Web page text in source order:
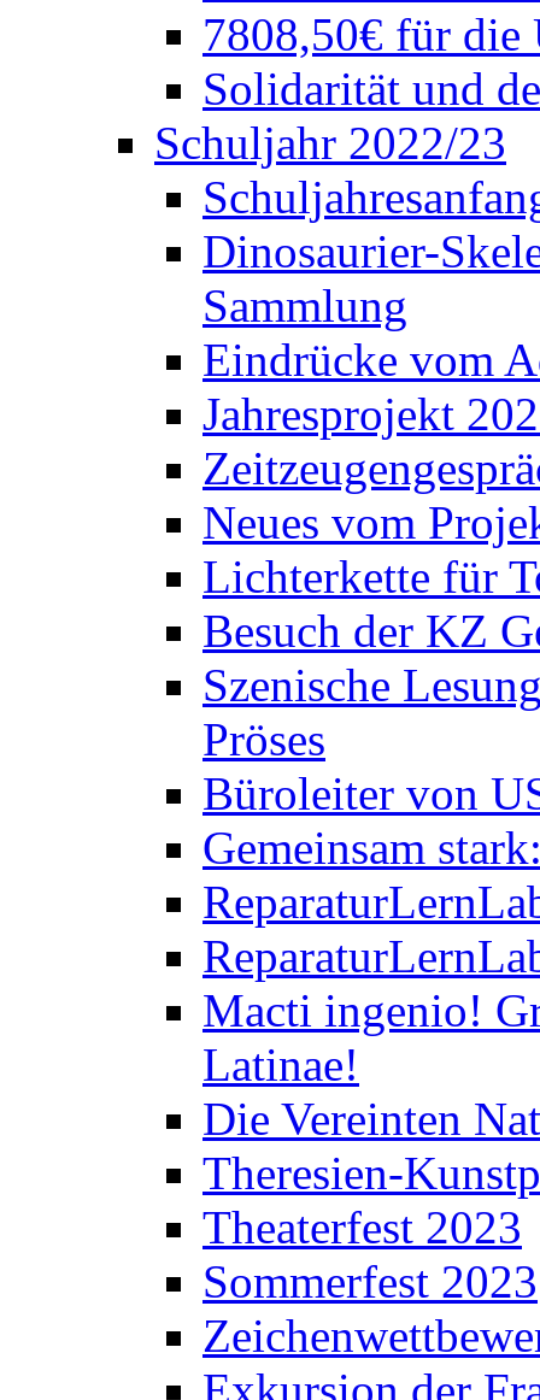
7808,50€ für die
Solidarität und
Schuljahr 2022/23
Dinosaurier-
Sammlung
Eindrücke vom
Jahresprojekt
Neues vom
Lichterkette für
Besuch der KZ
Szenische
Pröses
Büroleiter von
Gemeinsam
Macti ingenio!
Latinae!
Die Vereinten
Theresien-
Theaterfest 2023
Sommerfest 2023